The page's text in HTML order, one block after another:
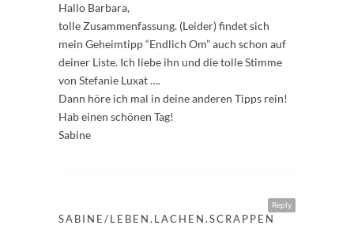
Hallo Barbara,
tolle Zusammenfassung. (Leider) findet sich
mein Geheimtipp “Endlich Om” auch schon auf
deiner Liste. Ich liebe ihn und die tolle Stimme
von Stefanie Luxat ….
Dann höre ich mal in deine anderen Tipps rein!
Hab einen schönen Tag!
Sabine
Reply
SABINE/LEBEN.LACHEN.SCRAPPEN